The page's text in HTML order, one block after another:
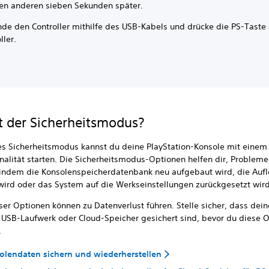
anderen sieben Sekunden später.
den Controller mithilfe des USB-Kabels und drücke die PS-
der Sicherheitsmodus?
Sicherheitsmodus kannst du deine PlayStation-Konsole mit
starten. Die Sicherheitsmodus-Optionen helfen dir,
die Konsolenspeicherdatenbank neu aufgebaut wird, die
oder das System auf die Werkseinstellungen zurückgesetzt
Optionen können zu Datenverlust führen. Stelle sicher, dass
Laufwerk oder Cloud-Speicher gesichert sind, bevor du diese
sichern und wiederherstellen